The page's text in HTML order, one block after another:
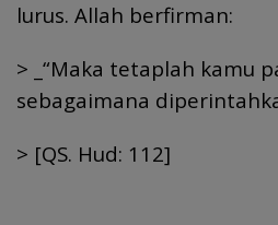
lurus. Allah berfirman:
> _“Maka tetaplah kamu
sebagaimana
> [QS. Hud: 112]